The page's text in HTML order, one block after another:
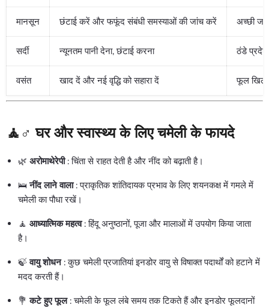
मानसून छंटाई करें और फफूंद संबंधी समस्याओं की जांच करें अच्छी जल
सर्दी न्यूनतम पानी देना, छंटाई करना ठंडे
वसंत खाद दें और नई वृद्धि को सहारा दें फूल
🧘♂️ घर और स्वास्थ्य के लिए चमेली के फायदे
🌿 अरोमाथेरेपी: चिंता से राहत देती है और नींद को बढ़ाती है।
🛌नींद लाने वाला: प्राकृतिक शांतिदायक प्रभाव के लिए शयनकक्ष में गमले में
चमेली का पौधा रखें।
🧘 आध्यात्मिक महत्व: हिंदू अनुष्ठानों, पूजा और मालाओं में उपयोग किया जाता
है।
🍃वायु शोधन: कुछ चमेली प्रजातियां इनडोर वायु से विषाक्त पदार्थों को हटाने में
मदद करती हैं।
💐कटे हुए फूल: चमेली के फूल लंबे समय तक टिकते हैं और इनडोर फूलदानों